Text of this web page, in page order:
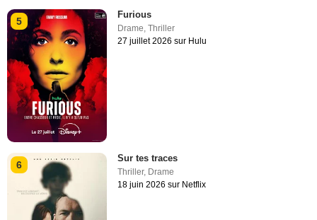
5
Furious
Drame ,Thriller
27 juillet 2026 sur Hulu
6
Sur tes traces
Thriller, Drame
18 juin 2026 sur Netflix